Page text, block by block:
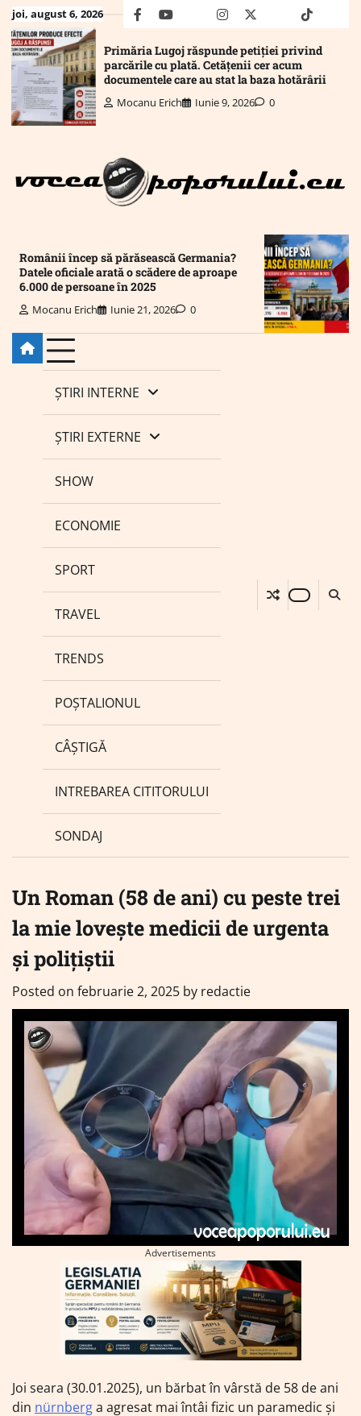
Skip
to
content
joi, august 6, 2026 facebookyoutubeMailinstagram
twitter truthtiktok
Primăria Lugoj răspunde petiției privind
parcările cu plată. Cetățenii cer acum
documentele care au stat la baza hotărârii
Mocanu Erich Iunie 9, 2026 0
Românii încep să părăsească Germania?
Datele oficiale arată o scădere de aproape
6.000 de persoane în 2025
Mocanu Erich Iunie 21, 2026 0
ȘTIRI INTERNE
ȘTIRI EXTERNE
SHOW
ECONOMIE
SPORT
TRAVEL
TRENDS
POȘTALIONUL
CÂȘTIGĂ
INTREBAREA CITITORULUI
SONDAJ
Un Roman (58 de ani) cu peste trei
la mie lovește medicii de urgenta
și polițiștii
Posted on februarie 2, 2025 by redactie
Advertisements
Joi seara (30.01.2025), un bărbat în vârstă de 58 de ani
din nürnberga agresat mai întâi fizic un paramedic și